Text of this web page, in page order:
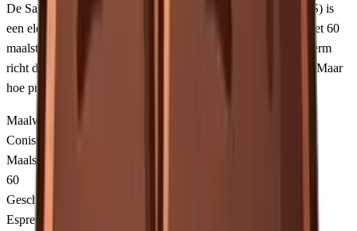
De Sage Smart Grinder Pro (ook bekend als Breville in de VS) is
een elektrische molen die zowel espresso als filter aan kan. Met 60
maalstanden, Dosing IQ technologie en een handig LCD scherm
richt deze molen zich op thuisbarista's die flexibiliteit zoeken. Maar
hoe presteert hij vergeleken met de populaire Baratza Encore?
Maalwerk
Conische bramen
Maalstanden
60
Geschikt voor
Espresso, Filter